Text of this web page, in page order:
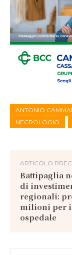
ANTONIO
NECROLOGIO
ARTICOLO
Battipaglia
di
regionali:
milioni per
ospedale